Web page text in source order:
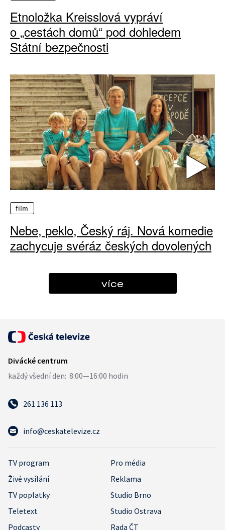
Etnoložka Kreisslová vypráví
o „cestách domů“ pod dohledem
Státní bezpečnosti
film
Nebe, peklo, Český ráj. Nová komedie
zachycuje svéráz českých dovolených
více
261 136 113
info@ceskatelevize.cz
TV program
Pro média
Živé vysílání
Reklama
TV poplatky
Studio Brno
Teletext
Studio Ostrava
Podcasty
Rada ČT